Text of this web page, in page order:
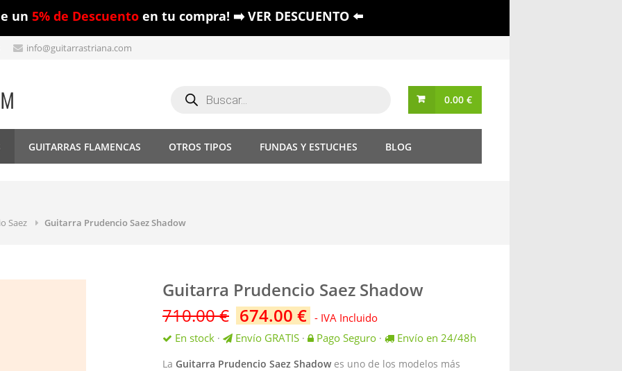
un 5% de Descuento en tu compra! ➡️ VER DESCUENTO ⬅️
info@guitarrastriana.com
0.00 €
Búsqueda
productos
GUITARRAS FLAMENCAS OTROS TIPOS FUNDAS Y ESTUCHES BLOG
Saez Guitarra Prudencio Saez Shadow
Guitarra Prudencio Saez Shadow
710.00€ 674.00 € - IVA Incluido
En stock · Envío GRATIS · Pago Seguro · Envío en 24/48h
La Guitarra Prudencio Saez Shadow es uno de los modelos más